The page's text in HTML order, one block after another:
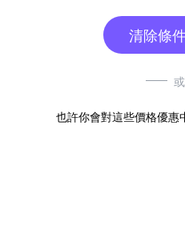
清除條
或
也許你會對這些價格優惠